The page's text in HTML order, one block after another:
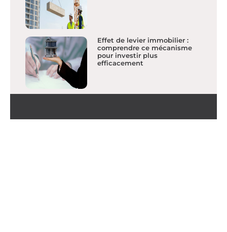
Effet de levier immobilier :
comprendre ce mécanisme
pour investir plus
efficacement